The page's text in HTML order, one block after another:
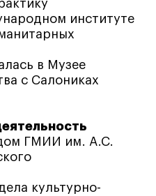
институте
в Музее
с Салониках
ГМИИ им. А.С.
культурно-